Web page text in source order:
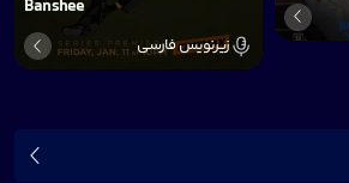
Banshee
زیرنویس فارسی